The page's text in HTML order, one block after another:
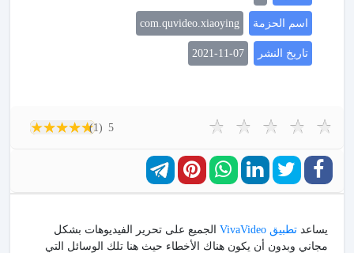
اسم الحزمة com.quvideo.xiaoying
تاريخ النشر 2021-11-07
5
(1)
يساعد تطبيق VivaVideo
الجميع على تحرير الفيديوهات بشكل
مجاني وبدون أن يكون هناك الأخطاء حيث هنا تلك الوسائل التي